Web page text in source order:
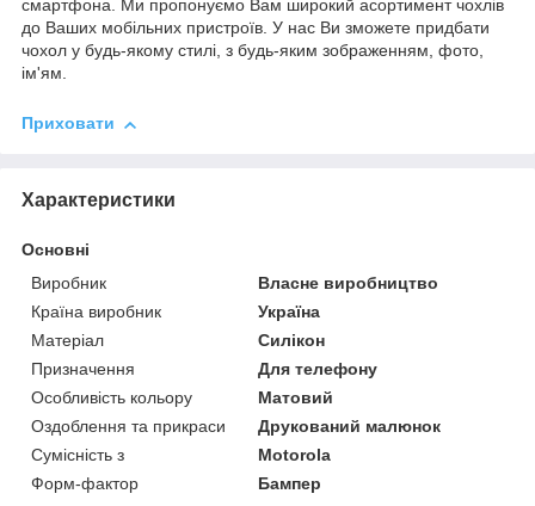
смартфона. Ми пропонуємо Вам широкий асортимент чохлів
до Ваших мобільних пристроїв. У нас Ви зможете придбати
чохол у будь-якому стилі, з будь-яким зображенням, фото,
ім'ям.
Приховати
Характеристики
Основні
Виробник
Власне виробництво
Країна виробник
Україна
Матеріал
Силікон
Призначення
Для телефону
Особливість кольору
Матовий
Оздоблення та прикраси
Друкований малюнок
Сумісність з
Motorola
Форм-фактор
Бампер